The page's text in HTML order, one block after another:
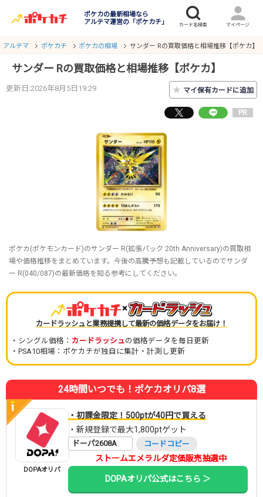
ポケカの最新相場なら
アルテマ運営の「ポケカチ」
アルテマ ポケカチ ポケカの相場 サンダー Rの買取価格と相場推移【ポケカ】
サンダー Rの買取価格と相場推移【ポケカ】
更新日:2026年8月5日19:29 ★ マイ保有カードに追加
PR
ポケカ(ポケモンカード)のサンダー R(拡張パック 20th Anniversary)の買取相
場や価格推移をまとめています。今後の高騰予想も記載しているのでサンダ
ー R(040/087)の最新価格を知る参考にしてください。
×
カードラッシュと業務提携して最新の価格データをお届け！
・シングル価格： カードラッシュの価格データを毎日更新
・PSA10相場：ポケカチが独自に集計・計測し更新
24時間いつでも！ポケカオリパ8選
DOPAオリパ
・初課金限定！500ptが40円で買える
・新規登録で最大1,800ptゲット
ドーパ2608A コードコピー
ストームエメラルダ定価販売抽選中
DOPAオリパ公式はこちら ＞